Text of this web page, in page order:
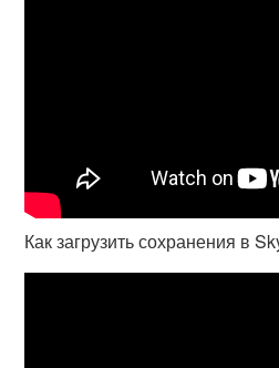
Как загрузить сохранения в